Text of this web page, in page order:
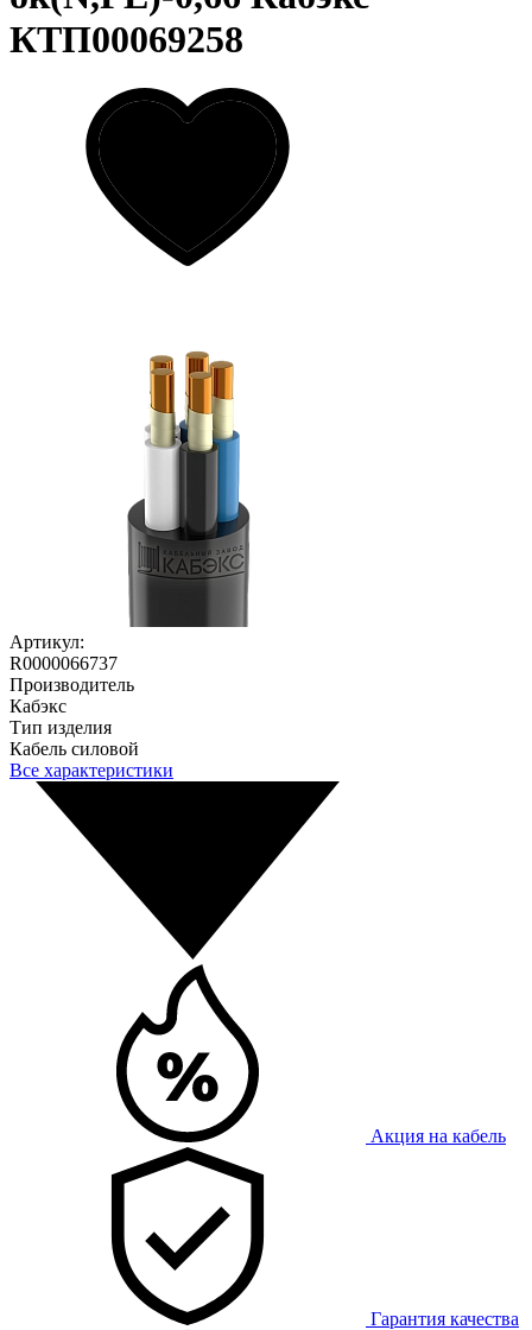
КТП00069258
Артикул:
R0000066737
Производитель
Кабэкс
Тип изделия
Кабель силовой
Все характеристики
Акция на кабель
Гарантия качества